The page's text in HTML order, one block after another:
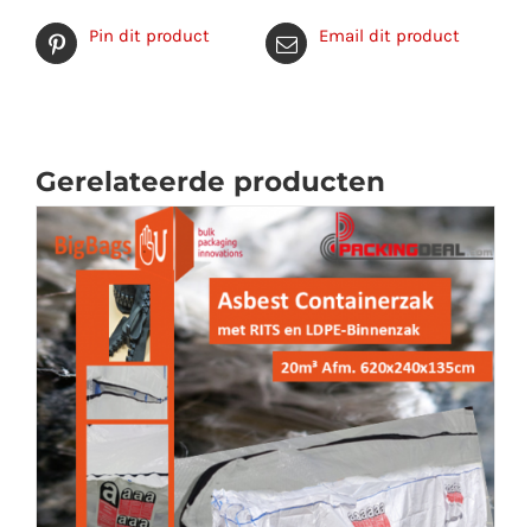
Pin dit product Email dit product
Gerelateerde producten